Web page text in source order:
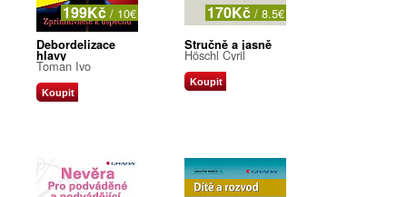
199Kč / 10€
Debordelizace
hlavy
Toman Ivo
Koupit
170Kč / 8.5€
Stručně a jasně
Höschl Cyril
Koupit